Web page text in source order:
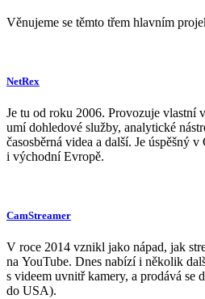
Věnujeme se těmto třem hlavním
NetRex
Je tu od roku 2006. Provozuje vlastní
umí dohledové služby, analytické
časosběrná videa a další. Je úspěšný
i východní Evropě.
CamStreamer
V roce 2014 vznikl jako nápad, jak
na YouTube. Dnes nabízí i několik
s videem uvnitř kamery, a prodává se
do USA).